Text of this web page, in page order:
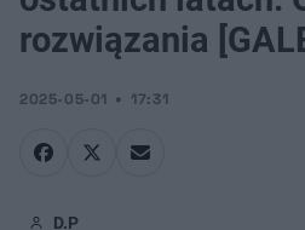
rozwiązania
2025-05-01 17:31
D.P